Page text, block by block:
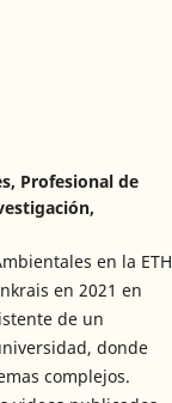
Profesional de
en la ETH
en 2021 en
de un
donde
complejos.